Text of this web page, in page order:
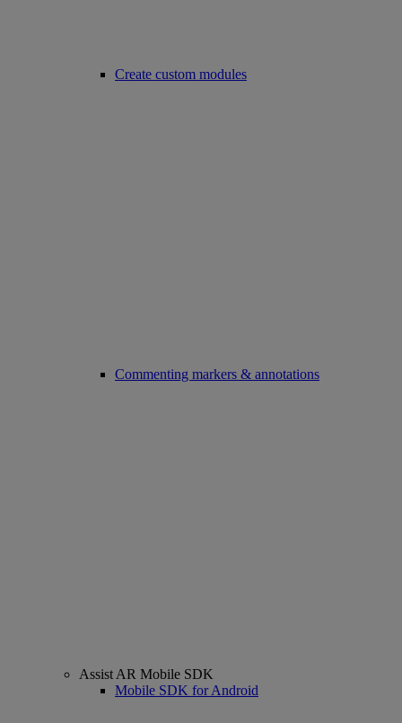
Create custom modules
Commenting markers & annotations
Assist AR Mobile SDK
Mobile SDK for Android